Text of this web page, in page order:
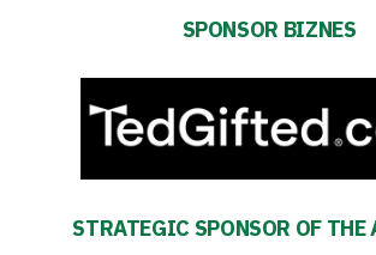
Tickets
Contact
First
SPONSOR BIZNES
STRATEGIC SPONSOR OF THE